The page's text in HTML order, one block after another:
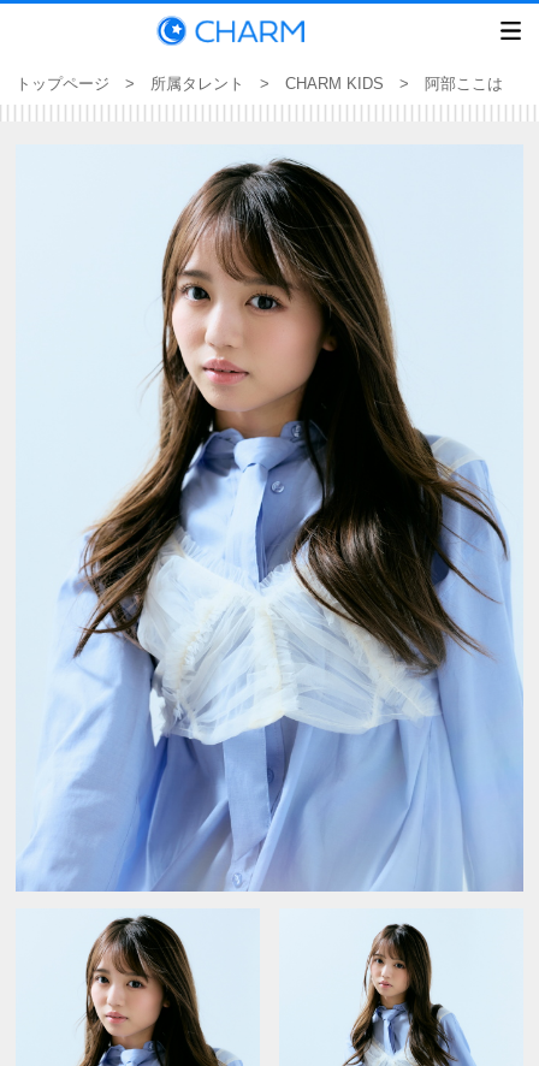
トップページ > 所属タレント >CHARM KIDS > 阿部ここは